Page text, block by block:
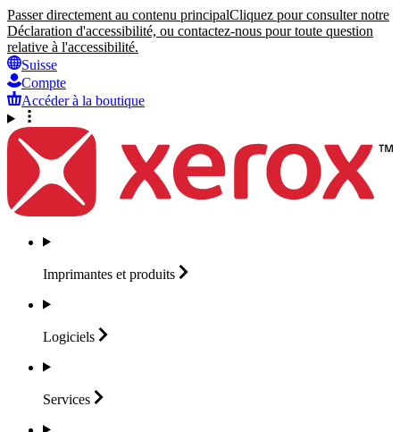
Passer directement au contenu principalCliquez pour consulter notre
Déclaration d'accessibilité, ou contactez-nous pour toute question
relative à l'accessibilité.
Suisse
Compte
Accéder à la boutique
Imprimantes et produits
Logiciels
Services